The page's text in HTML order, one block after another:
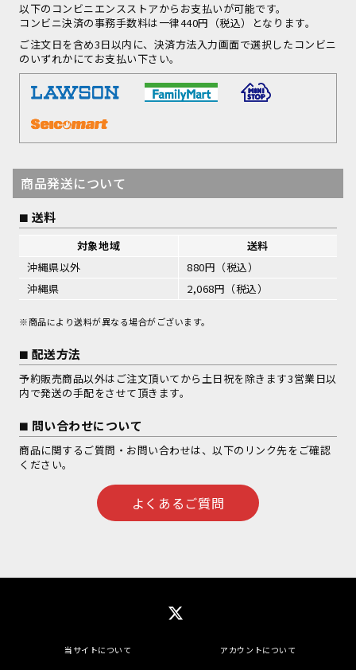
以下のコンビニエンスストアからお支払いが可能です。
コンビニ決済の事務手数料は一律440円（税込）となります。
ご注文日を含め3日以内に、決済方法入力画面で選択したコンビニ
のいずれかにてお支払い下さい。
商品発送について
送料
対象地域
送料
沖縄県以外
880円（税込）
沖縄県
2,068円（税込）
※商品により送料が異なる場合がございます。
配送方法
予約販売商品以外はご注文頂いてから土日祝を除きます3営業日以
内で発送の手配をさせて頂きます。
問い合わせについて
商品に関するご質問・お問い合わせは、以下のリンク先をご確認
ください。
よくあるご質問
当サイトについて アカウントについて